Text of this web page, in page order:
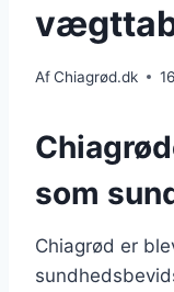
AfChiagrød.dk
som
Chiagrød er